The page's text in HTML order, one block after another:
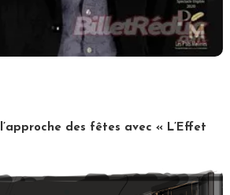
des fêtes avec « L’Effet